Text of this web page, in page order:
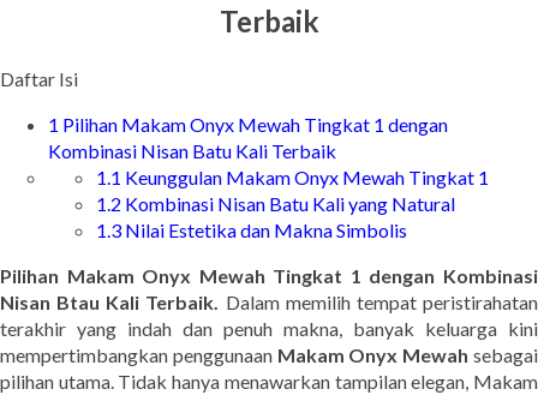
Terbaik
Daftar Isi
1 Pilihan Makam Onyx Mewah Tingkat 1 dengan
Kombinasi Nisan Batu Kali Terbaik
1.1 Keunggulan Makam Onyx Mewah Tingkat 1
1.2 Kombinasi Nisan Batu Kali yang Natural
1.3 Nilai Estetika dan Makna Simbolis
Pilihan Makam Onyx Mewah Tingkat 1 dengan Kombinasi
Nisan Btau Kali Terbaik. Dalam memilih tempat peristirahatan
terakhir yang indah dan penuh makna, banyak keluarga kini
mempertimbangkan penggunaan Makam Onyx Mewah sebagai
pilihan utama. Tidak hanya menawarkan tampilan elegan, Makam